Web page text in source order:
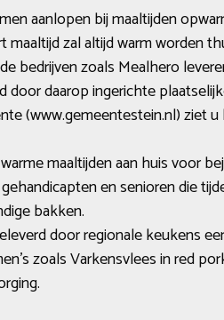
aanlopen bij maaltijden
maaltijd zal altijd warm worden
bedrijven zoals Mealhero
door daarop ingerichte
(www.gemeentestein.nl) ziet
maaltijden aan huis voor
en senioren die
bakken.
door regionale keukens
zoals Varkensvlees in red